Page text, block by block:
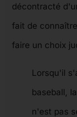
décontracté
fait de
faire un choix
Lorsqu'il
baseball,
n'est pas